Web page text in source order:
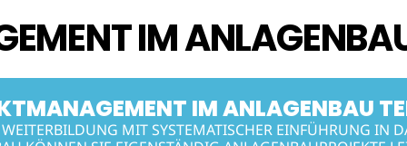
IM
IM ANLAGENBAU
MIT SYSTEMATISCHER EINFÜHRUNG IN